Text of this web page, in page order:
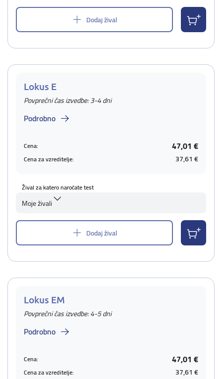
Dodaj žival
Lokus E
Povprečni čas izvedbe: 3-4 dni
Podrobno
Cena: 47,01 €
Cena za vzreditelje: 37,61 €
Žival za katero naročate test
Moje živali
Dodaj žival
Lokus EM
Povprečni čas izvedbe: 4-5 dni
Podrobno
Cena: 47,01 €
Cena za vzreditelje: 37,61 €